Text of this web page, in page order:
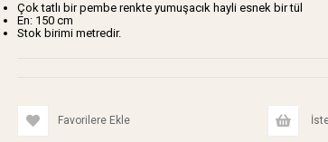
Çok tatlı bir pembe renkte yumuşacık hayli esnek bir tül
En: 150 cm
Stok birimi metredir.
Favorilere Ekle